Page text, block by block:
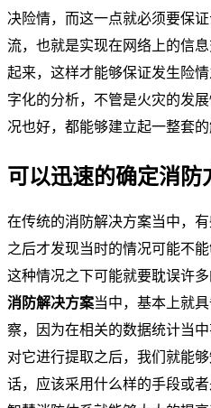
决险情，而这一点就必须要保
流，也就是实现在网络上的信
起来，这样才能够保证发生险
字化的分析，不管是火灾的发
况也好，都能够建立起一整套的
可以迅速的确定消防
在传统的消防解决方案当中，
之后才发现当时的情况可能不
这种情况之下可能就要耽误许
消防解决方案当中，基本上就
察，因为在相关的数据统计当
对它进行提取之后，我们就能
话，应该采用什么样的手段或